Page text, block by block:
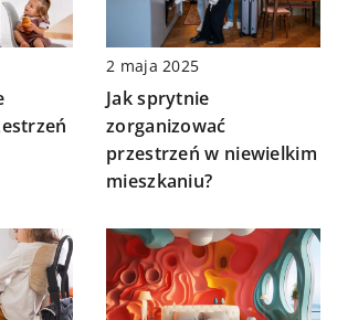
2 maja 2025
Jak sprytnie
zorganizować
przestrzeń w niewielkim
mieszkaniu?